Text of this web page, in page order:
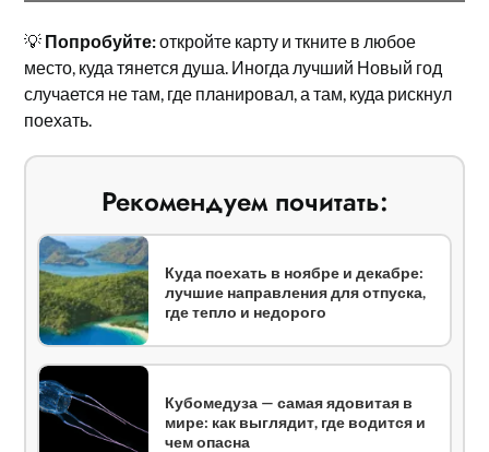
💡 Попробуйте:откройте карту и ткните в любое
место, куда тянется душа. Иногда лучший Новый год
случается не там, где планировал, а там, куда рискнул
поехать.
Рекомендуем почитать:
Куда поехать в ноябре и декабре:
лучшие направления для отпуска,
где тепло и недорого
Кубомедуза — самая ядовитая в
мире: как выглядит, где водится и
чем опасна